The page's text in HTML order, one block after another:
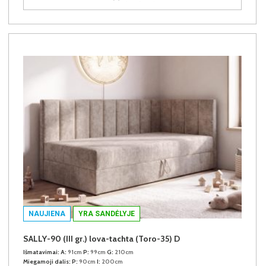
NAUJIENA YRA SANDĖLYJE
SALLY-90 (III gr.) lova-tachta (Toro-35) D
Išmatavimai: A: 91cm P: 99cm G: 210cm
Miegamoji dalis: P: 90cm I: 200cm